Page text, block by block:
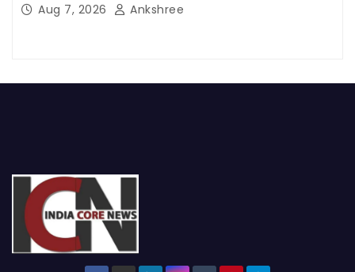
Aug 7, 2026 Ankshree